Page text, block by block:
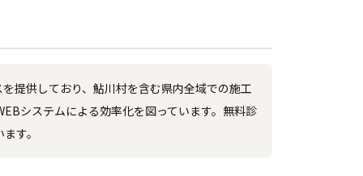
提供しており、鮎川村を含む県内全域での施工
システムによる効率化を図っています。無料診
す。